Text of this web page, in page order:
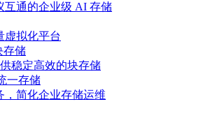
互通的企业级 AI 存储
虚拟化平台
存储
稳定高效的块存储
一存储
，简化企业存储运维